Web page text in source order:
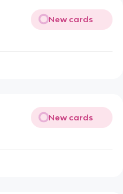
New cards
New cards